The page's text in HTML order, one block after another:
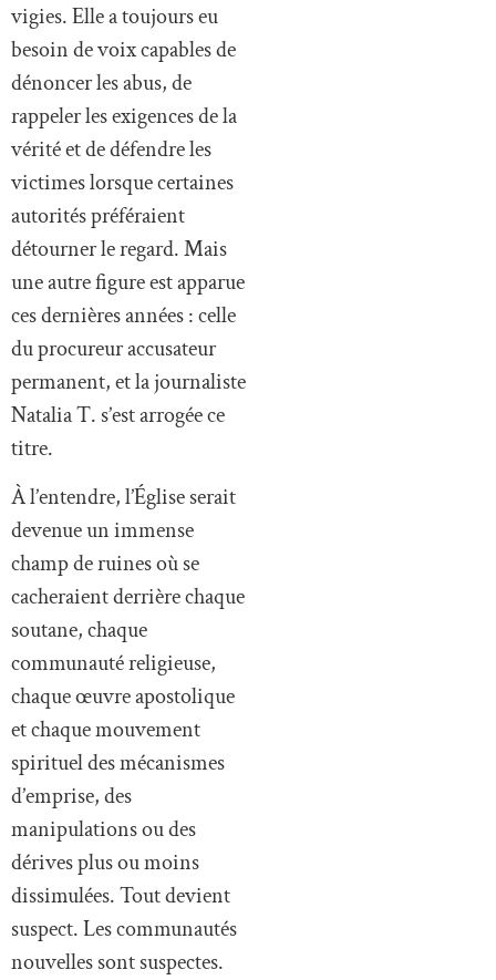
vigies. Elle a toujours eu
besoin de voix capables de
dénoncer les abus, de
rappeler les exigences de la
vérité et de défendre les
victimes lorsque certaines
autorités préféraient
détourner le regard. Mais
une autre figure est apparue
ces dernières années : celle
du procureur accusateur
permanent, et la journaliste
Natalia T. s’est arrogée ce
titre.
À l’entendre, l’Église serait
devenue un immense
champ de ruines où se
cacheraient derrière chaque
soutane, chaque
communauté religieuse,
chaque œuvre apostolique
et chaque mouvement
spirituel des mécanismes
d’emprise, des
manipulations ou des
dérives plus ou moins
dissimulées. Tout devient
suspect. Les communautés
nouvelles sont suspectes.